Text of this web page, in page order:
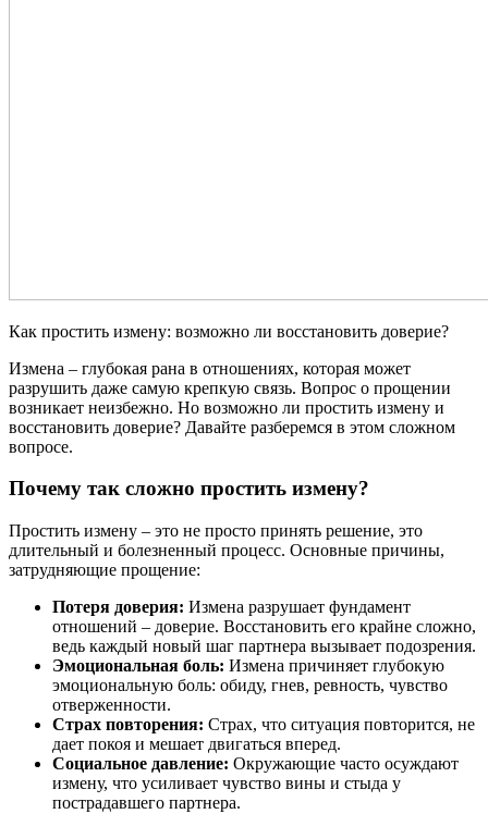
Как простить измену: возможно ли восстановить доверие?
Измена – глубокая рана в отношениях, которая может
разрушить даже самую крепкую связь. Вопрос о прощении
возникает неизбежно. Но возможно ли простить измену и
восстановить доверие? Давайте разберемся в этом сложном
вопросе.
Почему так сложно простить измену?
Простить измену – это не просто принять решение, это
длительный и болезненный процесс. Основные причины,
затрудняющие прощение:
Потеря доверия: Измена разрушает фундамент
отношений – доверие. Восстановить его крайне сложно,
ведь каждый новый шаг партнера вызывает подозрения.
Эмоциональная боль: Измена причиняет глубокую
эмоциональную боль: обиду, гнев, ревность, чувство
отверженности.
Страх повторения: Страх, что ситуация повторится, не
дает покоя и мешает двигаться вперед.
Социальное давление: Окружающие часто осуждают
измену, что усиливает чувство вины и стыда у
пострадавшего партнера.